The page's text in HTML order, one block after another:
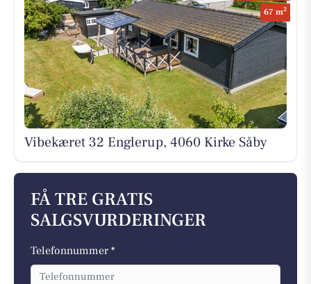
67 m2
Vibekæret 32 Englerup, 4060 Kirke Såby
FÅ TRE GRATIS
SALGSVURDERINGER
Telefonnummer *